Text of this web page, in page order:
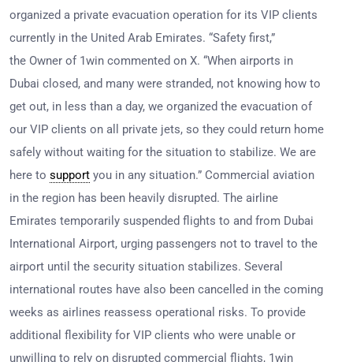
organized a private evacuation operation for its VIP clients
currently in the United Arab Emirates. “Safety first,”
the Owner of 1win commented on X. “When airports in
Dubai closed, and many were stranded, not knowing how to
get out, in less than a day, we organized the evacuation of
our VIP clients on all private jets, so they could return home
safely without waiting for the situation to stabilize. We are
here to support you in any situation.” Commercial aviation
in the region has been heavily disrupted. The airline
Emirates temporarily suspended flights to and from Dubai
International Airport, urging passengers not to travel to the
airport until the security situation stabilizes. Several
international routes have also been cancelled in the coming
weeks as airlines reassess operational risks. To provide
additional flexibility for VIP clients who were unable or
unwilling to rely on disrupted commercial flights, 1win